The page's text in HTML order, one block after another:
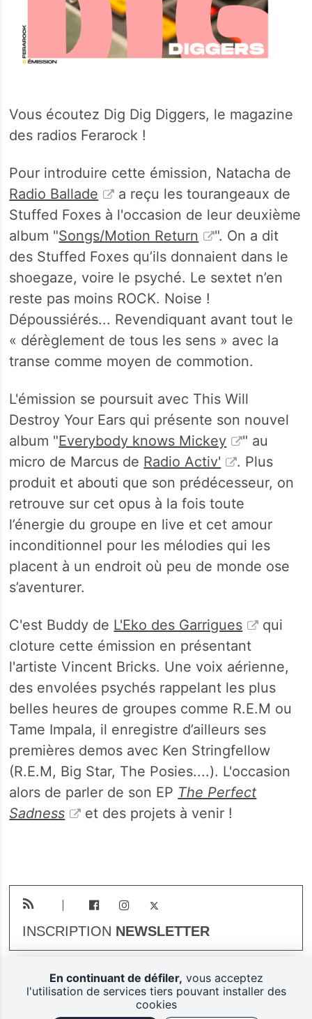
Vous écoutez Dig Dig Diggers, le magazine
des radios Ferarock !
Pour introduire cette émission, Natacha de
Radio Ballade
a reçu les tourangeaux de
Stuffed Foxes à l'occasion de leur deuxième
album "Songs/Motion Return
". On a dit
des Stuffed Foxes qu’ils donnaient dans le
shoegaze, voire le psyché. Le sextet n’en
reste pas moins ROCK. Noise !
Dépoussiérés... Revendiquant avant tout le
« dérèglement de tous les sens » avec la
transe comme moyen de commotion.
L'émission se poursuit avec This Will
Destroy Your Ears qui présente son nouvel
album "Everybody knows Mickey
" au
micro de Marcus de Radio Activ'
. Plus
produit et abouti que son prédécesseur, on
retrouve sur cet opus à la fois toute
l’énergie du groupe en live et cet amour
inconditionnel pour les mélodies qui les
placent à un endroit où peu de monde ose
s’aventurer.
C'est Buddy de L'Eko des Garrigues
qui
cloture cette émission en présentant
l'artiste Vincent Bricks. Une voix aérienne,
des envolées psychés rappelant les plus
belles heures de groupes comme R.E.M ou
Tame Impala, il enregistre d’ailleurs ses
premières demos avec Ken Stringfellow
(R.E.M, Big Star, The Posies....). L'occasion
alors de parler de son EP The Perfect
Sadness
et des projets à venir !
INSCRIPTION NEWSLETTER
Plan du site
Mentions légales
En continuant de défiler, vous acceptez
l'utilisation de services tiers pouvant installer des
cookies